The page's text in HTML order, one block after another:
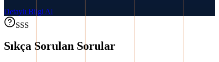
Detaylı Bilgi Al
SSS
Sıkça Sorulan Sorular